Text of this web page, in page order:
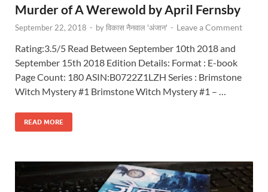
Murder of A Werewold by April Fernsby
September 22, 2018 - byविकास नैनवाल 'अंजान' - Leave a Comment
Rating:3.5/5 Read Between September 10th 2018 and
September 15th 2018 Edition Details: Format : E-book
Page Count: 180 ASIN:B0722Z1LZH Series : Brimstone
Witch Mystery #1 Brimstone Witch Mystery #1 – …
READ MORE